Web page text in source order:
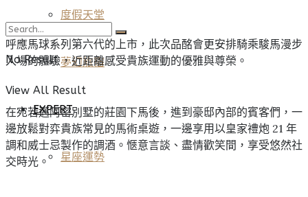
度假天堂
夢幻旅宿
EXPERT
星座運勢
No Result
View All Result
呼應馬球系列第六代的上市，此次品酩會更安排騎乘駿馬漫步
入場的體驗，近距離感受貴族運動的優雅與尊榮。
在宛若邁阿密別墅的莊園下馬後，進到豪邸內部的賓客們，一
邊放鬆對弈貴族常見的馬術桌遊，一邊享用以皇家禮炮 21 年
調和威士忌製作的調酒。愜意言談、盡情歡笑間，享受悠然社
交時光。